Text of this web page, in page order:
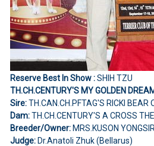
Reserve Best In Show :SHIH TZU
TH.CH.CENTURY'S MY GOLDEN
Sire:TH.CAN.CH.PFTAG'S RICKI BEAR
Dam:TH.CH.CENTURY'S A CROSS
Breeder/Owner:MRS.KUSON
Judge:Dr.Anatoli Zhuk (Bellarus)